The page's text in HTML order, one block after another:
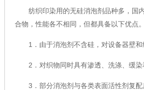
纺织印染用的无硅消泡剂品种多，国内
合物，性能各不相同，但都具备以下优点。
1．由于消泡剂不含硅，对设备器壁和
2．对织物同时具有渗透、洗涤、缓染
3．部分消泡剂与各类表面活性剂复配